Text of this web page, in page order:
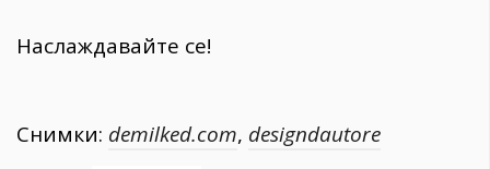
Наслаждавайте се!
Снимки: demilked.com, designdautore